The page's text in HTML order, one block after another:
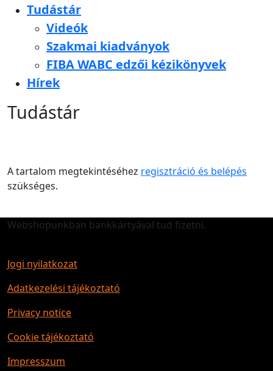
Tudástár
Videók
Szakmai kiadványok
FIBA WABC edzői kézikönyvek
Hírek
Tudástár
A tartalom megtekintéséhez regisztráció és belépés
szükséges.
Webshopunkban bankkártyával tud fizetni.
Jogi nyilatkozat
Adatkezelési tájékoztató
Privacy notice
Cookie tájékoztató
Impresszum